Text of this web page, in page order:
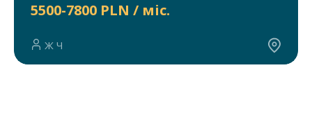
5500-7800 PLN / міс.
Ж Ч